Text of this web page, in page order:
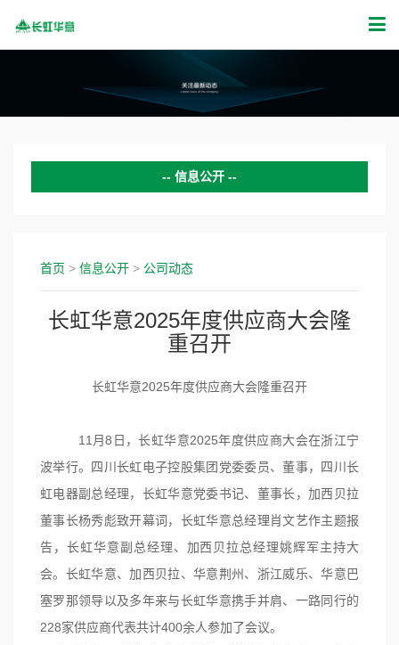
信息公开
证券公告
新闻活动
公示公告
首页 > 信息公开 > 公司动态
长虹华意2025年度供应商大会隆
重召开
长虹华意2025年度供应商大会隆重召开
11月8日，长虹华意2025年度供应商大会在浙江宁
波举行。四川长虹电子控股集团党委委员、董事，四川长
虹电器副总经理， 长虹华意党委书记、董事长，加西贝拉
董事长杨秀彪致开幕词，长虹华意总经理肖文艺作主题报
告，长虹华意副总经理、加西贝拉总经理姚辉军主持大
会。长虹华意、加西贝拉、华意荆州、浙江威乐、华意巴
塞罗那领导以及多年来与长虹华意携手并肩、一路同行的
228家供应商代表共计400余人参加了会议。